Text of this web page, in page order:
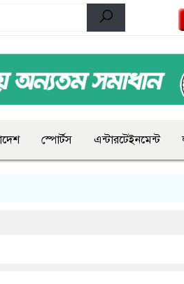
স্পোর্টস এন্টারটেইনমেন্ট